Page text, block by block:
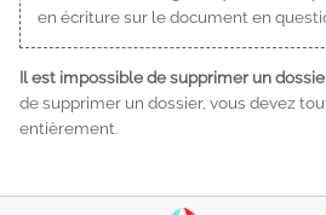
en écriture sur le document en
Il est impossible de supprimer un
de supprimer un dossier, vous devez
entièrement.